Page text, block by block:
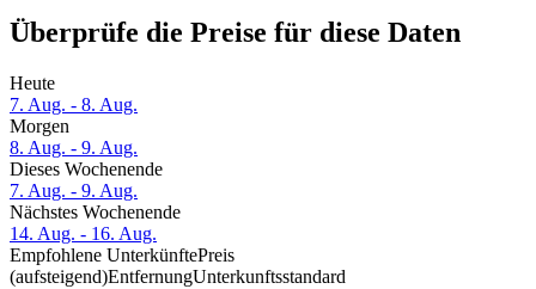
Überprüfe die Preise für diese Daten
Heute
7. Aug. - 8. Aug.
Morgen
8. Aug. - 9. Aug.
Dieses Wochenende
7. Aug. - 9. Aug.
Nächstes Wochenende
14. Aug. - 16. Aug.
Empfohlene UnterkünftePreis
(aufsteigend)EntfernungUnterkunftsstandard